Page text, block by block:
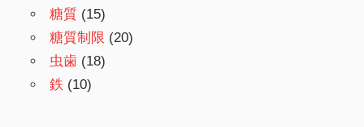
糖質 (15)
糖質制限 (20)
虫歯 (18)
鉄 (10)